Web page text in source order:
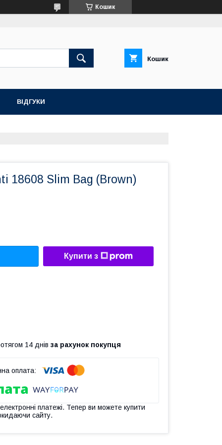
Кошик
Кошик
ВІДГУКИ
18608 Slim Bag (Brown)
Купити з
14 днів за рахунок покупця
платежі. Тепер ви можете купити
сайту.